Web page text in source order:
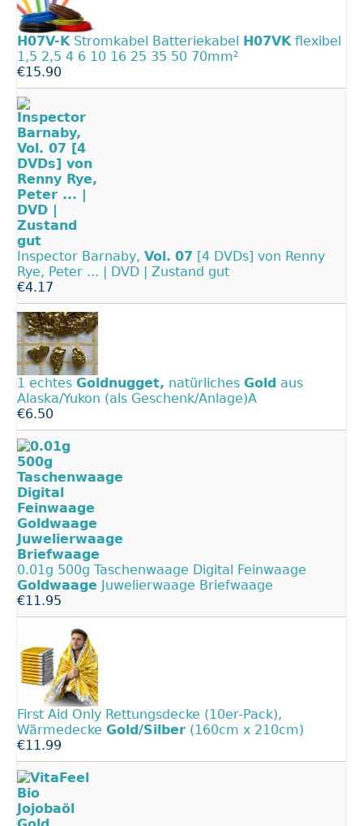
H07V-KStromkabel Batteriekabel H07VKflexibel
1,5 2,5 4 6 10 16 25 35 50 70mm²
€15.90
Inspector Barnaby, Vol. 07 [4 DVDs] von Renny
Rye, Peter ... | DVD | Zustand gut
€4.17
1 echtes Goldnugget, natürliches Gold aus
Alaska/Yukon (als Geschenk/Anlage)A
€6.50
0.01g 500g Taschenwaage Digital Feinwaage
Goldwaage Juwelierwaage Briefwaage
€11.95
First Aid Only Rettungsdecke (10er-Pack),
Wärmedecke Gold/Silber (160cm x 210cm)
€11.99